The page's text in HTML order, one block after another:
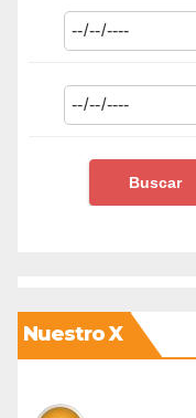
Nuestro X